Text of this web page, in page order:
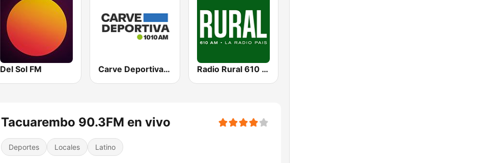
Del Sol FM Carve Deportiva 1010 AM Radio Rural 610 AM
Tacuarembo 90.3FM en vivo
Deportes Locales Latino